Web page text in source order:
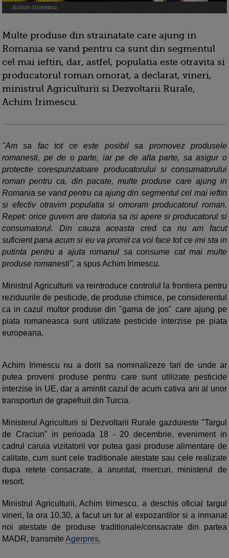
Achim Irimescu
Multe produse din strainatate care ajung in
Romania se vand pentru ca sunt din segmentul
cel mai ieftin, dar, astfel, populatia este otravita si
producatorul roman omorat, a declarat, vineri,
ministrul Agriculturii si Dezvoltarii Rurale,
Achim Irimescu.
"Am sa fac tot ce este posibil sa promovez produsele
romanesti, pe de o parte, iar pe de alta parte, sa asigur o
protectie corespunzatoare producatorului si consumatorului
roman pentru ca, din pacate, multe produse care ajung in
Romania se vand pentru ca ajung din segmentul cel mai ieftin
si efectiv otravim populatia si omoram producatorul roman.
Repet: orice guvern are datoria sa isi apere si producatorul si
consumatorul. Din cauza aceasta cred ca nu am facut
suficient pana acum si eu va promit ca voi face tot ce imi sta in
putinta pentru a ajuta romanul sa consume cat mai multe
produse romanesti", a spus Achim Irimescu.
Ministrul Agriculturii va reintroduce controlul la frontiera pentru
reziduurile de pesticide, de produse chimice, pe considerentul
ca in cazul multor produse din ''gama de jos" care ajung pe
piata romaneasca sunt utilizate pesticide interzise pe piata
europeana.
Achim Irimescu nu a dorit sa nominalizeze tari de unde ar
putea proveni produse pentru care sunt utilizate pesticide
interzise in UE, dar a amintit cazul de acum cativa ani al unor
transporturi de grapefruit din Turcia.
Ministerul Agriculturii si Dezvoltarii Rurale gazduieste "Targul
de Craciun" in perioada 18 - 20 decembrie, eveniment in
cadrul caruia vizitatorii vor putea gasi produse alimentare de
calitate, cum sunt cele traditionale atestate sau cele realizate
dupa retete consacrate, a anuntat, miercuri, ministerul de
resort.
Ministrul Agriculturii, Achim Irimescu, a deschis oficial targul
vineri, la ora 10,30, a facut un tur al expozantilor si a inmanat
noi atestate de produse traditionale/consacrate din partea
MADR, transmite Agerpres.